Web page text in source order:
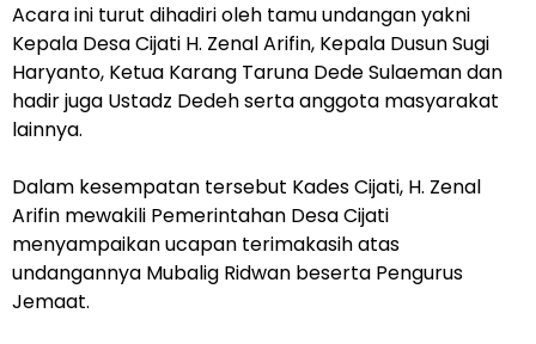
Acara ini turut dihadiri oleh tamu undangan yakni
Kepala Desa Cijati H. Zenal Arifin, Kepala Dusun Sugi
Haryanto, Ketua Karang Taruna Dede Sulaeman dan
hadir juga Ustadz Dedeh serta anggota masyarakat
lainnya.
Dalam kesempatan tersebut Kades Cijati, H. Zenal
Arifin mewakili Pemerintahan Desa Cijati
menyampaikan ucapan terimakasih atas
undangannya Mubalig Ridwan beserta Pengurus
Jemaat.